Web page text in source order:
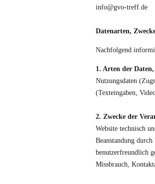
info@gvo-treff.de
Datenarten,
Nachfolgend
1. Arten der
Nutzungsdaten
(Texteingaben,
2. Zwecke der
Website technisch
Beanstandung
benutzerfreundlich
Missbrauch,